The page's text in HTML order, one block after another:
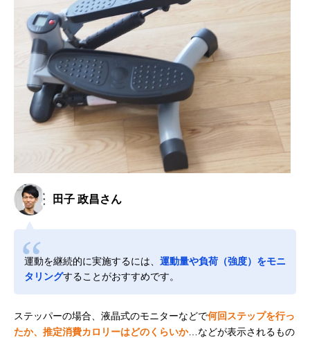
田子 政昌さん
運動を継続的に実施するには、 運動量や負荷（強度）をモニ
タリングすることがおすすめです。
ステッパーの場合、液晶式のモニターなどで何回ステップを行っ
たか、推定消費カロリーはどのくらいか…などが表示されるもの